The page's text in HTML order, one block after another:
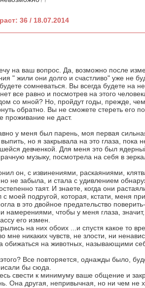
36 / 18.07.2014
на ваш вопрос. Да, возможно после
" жили они долго и счастливо" уже не
сомневаться. Вы всегда будете на
все равно и посмотрев на этого
со мной? Но, пройдут годы, прежде,
обратно. Вы не сможете стереть его
проживание не даст.
у меня был парень, моя первая
но я закрывала на это глаза, пока
девченкой. Для меня это был
музыку, посмотрела на себя в
он, с извинениями, раскаяниями,
не забыла, и стала с удивлением
таят. И знаете, когда они
с моей подругой, которая, кстати, меня
в это двойное предательство
намерениями, чтобы у меня глаза,
его измен.
на них обоих ...и спустя какое то
мне никаких чувств, не злости, ни
обижаться на животных, называющими
Все повторяется, однажды было,
бы сюда.
свести к минимуму ваше общение и
Она другая, непривычная, но ни чем не